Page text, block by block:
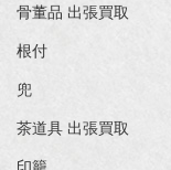
骨董品 出張買取
根付
兜
茶道具 出張買取